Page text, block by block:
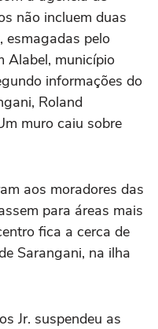
não incluem duas
esmagadas pelo
Alabel, município
informações do
Roland
muro caiu sobre
aos moradores das
para áreas mais
fica a cerca de
Sarangani, na ilha
Jr. suspendeu as